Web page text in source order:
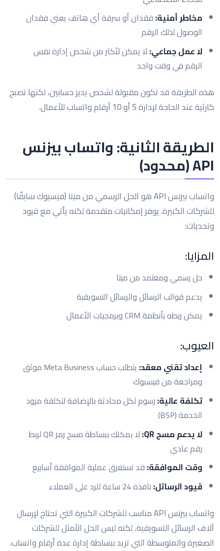
مخاطر أمنية: فقدان أو سرقة أي هاتف يعني فقدان
الوصول لذلك الرقم
لا عمل جماعي: لا يمكن لأكثر من شخص إدارة نفس
الرقم في وقت واحد
هذه الطريقة قد تكون مقبولة لشخص يدير حسابين، لكنها تصبح
كارثية عند الحاجة لإدارة 5 أو 10 أرقام واتساب للأعمال.
الطريقة الثانية: واتساب بيزنس
API (محدود)
واتساب بيزنس API هو الحل الرسمي من ميتا (فيسبوك سابقًا)
للشركات الكبيرة. يوفر إمكانيات متقدمة لكنه يأتي مع قيود
وتحديات:
المزايا:
حل رسمي ومعتمد من ميتا
يدعم قوالب الرسائل والرسائل التسويقية
يمكن ربطه بأنظمة CRM وبرمجيات الأعمال
العيوب:
إعداد تقني معقد:
يتطلب حساب Meta Business موثق
ومراجعة من فيسبوك
تكلفة عالية: رسوم لكل محادثة بالإضافة لتكلفة مزود
الخدمة (BSP)
لا يدعم مسح QR:
لا يمكنك ببساطة مسح رمز QR لربط
رقم عادي
وقت الموافقة: قد تستغرق عملية الموافقة أسابيع
قيود الرسائل: نافذة 24 ساعة للرد على العملاء
واتساب بيزنس API مناسب للشركات الكبيرة التي تحتاج لإرسال
آلاف الرسائل التسويقية، لكنه ليس الحل الأمثل للشركات
الصغيرة والمتوسطة التي تريد ببساطة إدارة عدة أرقام واتساب.